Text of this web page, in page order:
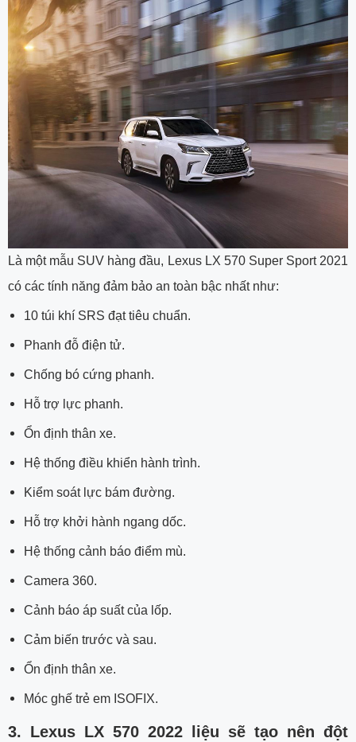
Là một mẫu SUV hàng đầu, Lexus LX 570 Super Sport 2021
có các tính năng đảm bảo an toàn bậc nhất như:
10 túi khí SRS đạt tiêu chuẩn.
Phanh đỗ điện tử.
Chống bó cứng phanh.
Hỗ trợ lực phanh.
Ổn định thân xe.
Hệ thống điều khiển hành trình.
Kiểm soát lực bám đường.
Hỗ trợ khởi hành ngang dốc.
Hệ thống cảnh báo điểm mù.
Camera 360.
Cảnh báo áp suất của lốp.
Cảm biến trước và sau.
Ổn định thân xe.
Móc ghế trẻ em ISOFIX.
3. Lexus LX 570 2022 liệu sẽ tạo nên đột